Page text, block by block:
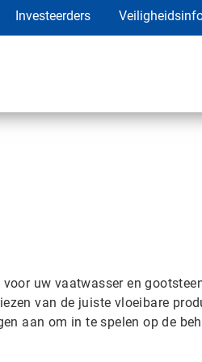
Investeerders
uw vaatwasser en
van de juiste vloeibare
aan om in te spelen op de